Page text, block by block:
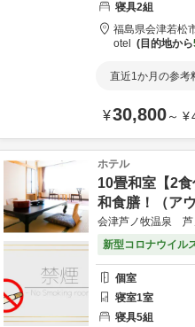
寝具2組
福島県会津若松
otel
目的地から
直近1か月の参考
¥30,800～ ¥
ホテル
10畳和室【2
和食膳！（ア
会津芦ノ牧温泉 芦
新型コロナウイル
個室
寝室1室
寝具5組